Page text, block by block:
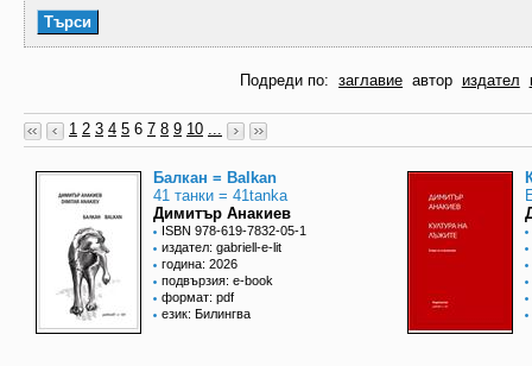
Подреди по: заглавие автор издател
1 2 3 4 5 6 7 8 9 10 ...
Балкан = Balkan
41 танки = 41tanka
Димитър Анакиев
ISBN 978-619-7832-05-1
издател: gabriell-e-lit
година: 2026
подвързия: e-book
формат: pdf
език: Билингва